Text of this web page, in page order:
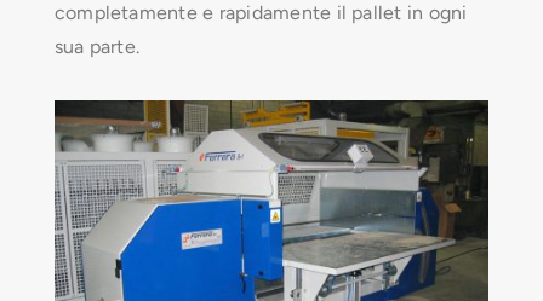
MACCHINE
LINEE DI PRODUZIONE
SERVIZI
CONTATTI
completamente e rapidamente il pallet in ogni
sua parte.